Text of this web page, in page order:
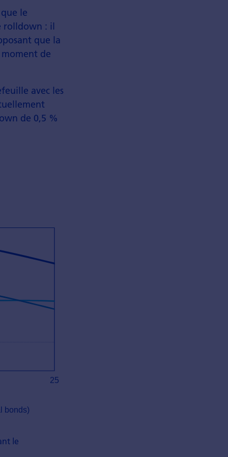
le
rolldown : il
que la
de
avec les
de 0,5 %
le